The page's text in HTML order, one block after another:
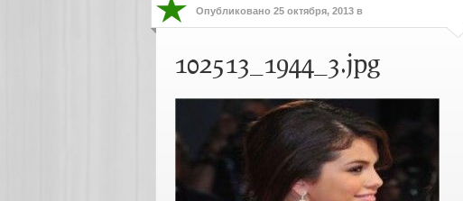
Опубликовано 25 октября, 2013 в
102513_1944_3.jpg